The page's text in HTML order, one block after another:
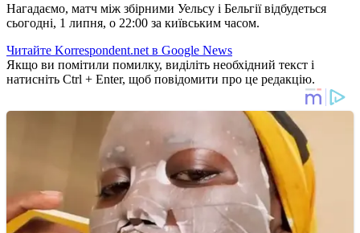
Нагадаємо, матч між збірними Уельсу і Бельгії відбудеться
сьогодні, 1 липня, о 22:00 за київським часом.
Читайте Korrespondent.net в Google News
Якщо ви помітили помилку, виділіть необхідний текст і
натисніть Ctrl + Enter, щоб повідомити про це редакцію.